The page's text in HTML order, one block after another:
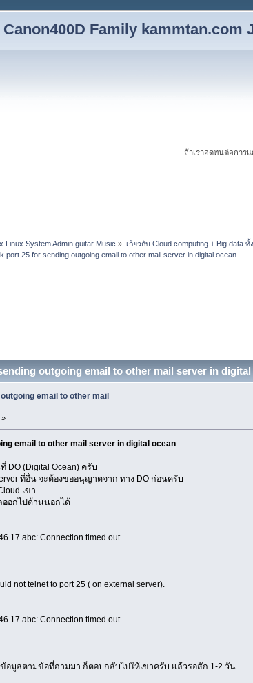
Family kammtan.com
ถ้าเราอดทนต่อกา
System Admin guitar Music » เกี่ยวกับ Cloud computing + Big data ทั้
port 25 for sending outgoing email to other mail server in digital ocean
outgoing email to other mail server in digital
email to other mail
»
email to other mail server in digital ocean
DO (Digital Ocean) ครับ
ที่อื่น จะต้องขออนุญาตจาก ทาง DO ก่อนครับ
เขา
ออกไปด้านนอกได้
Connection timed out
not telnet to port 25 ( on external server).
Connection timed out
ข้อมูลตามข้อที่ถามมา ก็ตอบกลับไปให้เขาครับ แล้วรอสัก 1-2 วัน